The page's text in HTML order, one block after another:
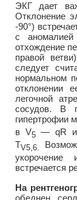
ЭКГ дает
Отклонение
-90°)
с
отхождение
правой
следует
нормальном
отклонении
легочной
сосудов. В
гипертрофии
в V5— qR
TV5,6.
встречается
На
обеднен,